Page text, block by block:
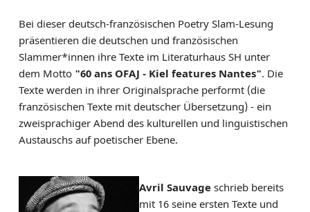
Bei dieser deutsch-französischen Poetry Slam-Lesung
präsentieren die deutschen und französischen
Slammer*innen ihre Texte im Literaturhaus SH unter
dem Motto "60 ans OFAJ - Kiel features Nantes". Die
Texte werden in ihrer Originalsprache performt (die
französischen Texte mit deutscher Übersetzung) - ein
zweisprachiger Abend des kulturellen und linguistischen
Austauschs auf poetischer Ebene.
Avril Sauvageschrieb bereits
mit 16 seine ersten Texte und